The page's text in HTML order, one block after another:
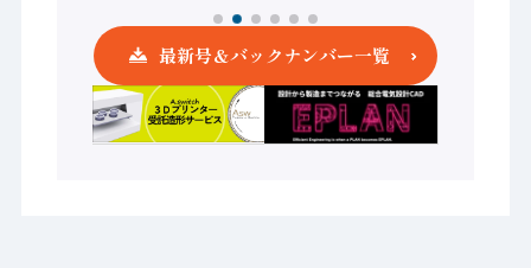
最新号＆バックナンバー一覧